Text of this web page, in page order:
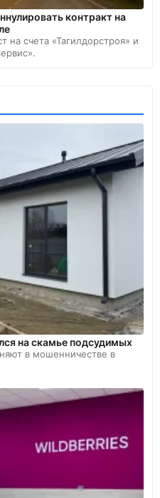
контракт на
на счета «Тагилдорстроя» и
на скамье подсудимых
в мошенничестве в